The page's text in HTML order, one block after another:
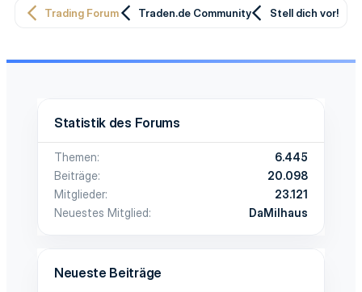
Trading Forum Traden.de Community Stell dich vor!
Statistik des Forums
Themen
6.445
Beiträge
20.098
Mitglieder
23.121
Neuestes Mitglied
DaMilhaus
Neueste Beiträge